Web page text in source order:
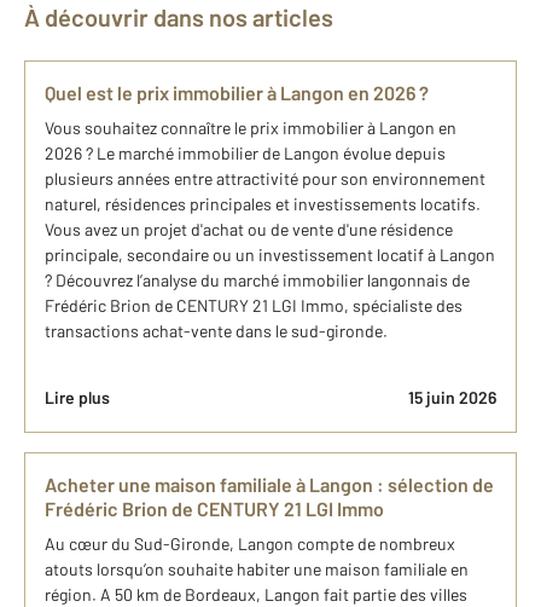
À découvrir dans nos articles
Quel est le prix immobilier à Langon en 2026 ?
Vous souhaitez connaître le prix immobilier à Langon en
2026 ? Le marché immobilier de Langon évolue depuis
plusieurs années entre attractivité pour son environnement
naturel, résidences principales et investissements locatifs.
Vous avez un projet d'achat ou de vente d'une résidence
principale, secondaire ou un investissement locatif à​ Langon
? Découvrez l’analyse du marché ​immobilier langonnais de
Frédéric Brion de CENTURY 21 LGI Immo, spécialiste des
transactions achat-vente dans le sud-gironde.
Lire plus 15 juin 2026
Acheter une maison familiale à Langon : sélection de
Frédéric Brion de CENTURY 21 LGI Immo
Au cœur du Sud-Gironde, Langon compte de nombreux
atouts lorsqu’on souhaite habiter une maison familiale en
région. A 50 km de Bordeaux, Langon fait partie des villes